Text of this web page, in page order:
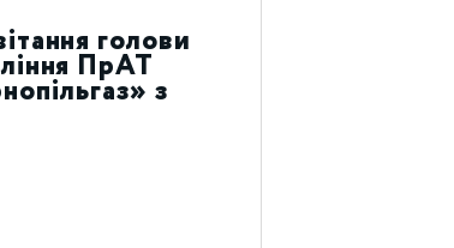
голови
ПрАТ
з
Воскресіння
2023!